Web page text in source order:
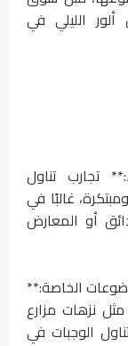
الليلي في
تجارب تناول
غالبًا في
أو المعارض
الخاصة:**
نزهات مزارع
الوجبات في